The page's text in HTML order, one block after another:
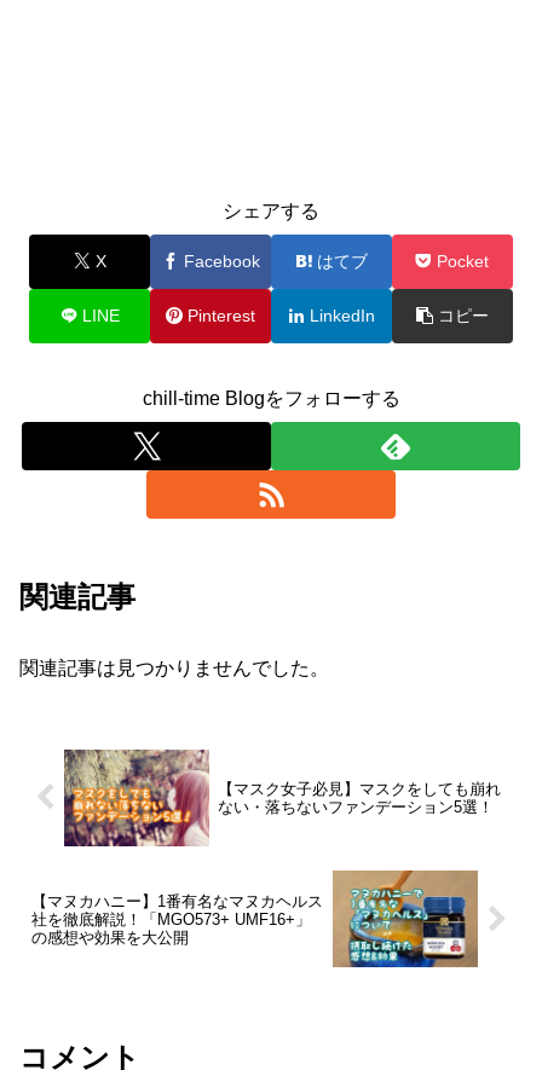
シェアする
X Facebook はてブ Pocket
LINE Pinterest LinkedIn コピー
chill-time Blogをフォローする
関連記事
関連記事は見つかりませんでした。
【マスク女子必見】マスクをしても崩れ
ない・落ちないファンデーション5選！
【マヌカハニー】1番有名なマヌカヘルス
社を徹底解説！「MGO573+ UMF16+」
の感想や効果を大公開
コメント